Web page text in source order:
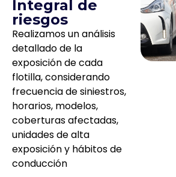
Integral de
riesgos
Realizamos un análisis
detallado de la
exposición de cada
flotilla, considerando
frecuencia de siniestros,
horarios, modelos,
coberturas afectadas,
unidades de alta
exposición y hábitos de
conducción